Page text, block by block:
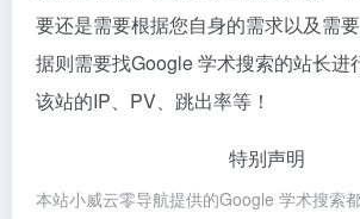
要还是需要根据您自身的需求以及需
据则需要找Google 学术搜索的站长进
该站的IP、PV、跳出率等！
特别声明
本站小威云零导航提供的Google 学术搜索